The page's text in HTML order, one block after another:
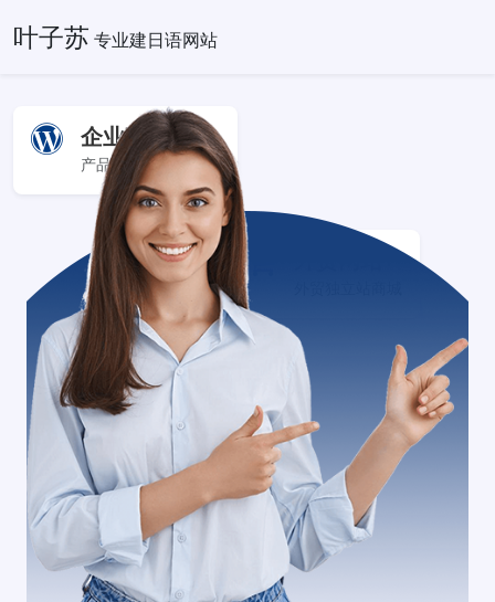
叶子苏 专业建日语网站
企业官网+
产品服务展示型网站